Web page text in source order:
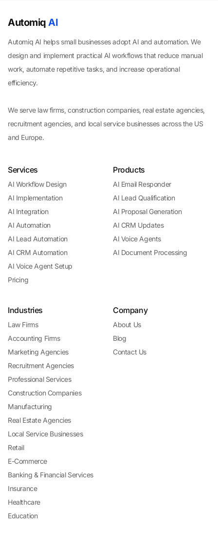
Automiq AI
Automiq AI helps small businesses adopt AI and automation. We
design and implement practical AI workflows that reduce manual
work, automate repetitive tasks, and increase operational
efficiency.
We serve law firms, construction companies, real estate agencies,
recruitment agencies, and local service businesses across the US
and Europe.
Services
AI Workflow Design
AI Implementation
AI Integration
AI Automation
AI Lead Automation
AI CRM Automation
AI Voice Agent Setup
Pricing
Products
AI Email Responder
AI Lead Qualification
AI Proposal Generation
AI CRM Updates
AI Voice Agents
AI Document Processing
Industries
Law Firms
Accounting Firms
Marketing Agencies
Recruitment Agencies
Professional Services
Construction Companies
Manufacturing
Real Estate Agencies
Local Service Businesses
Retail
E-Commerce
Banking & Financial Services
Insurance
Healthcare
Education
Company
About Us
Blog
Contact Us